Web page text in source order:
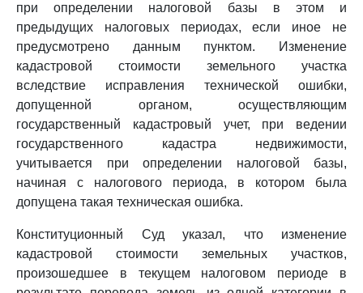
при определении налоговой базы в этом и
предыдущих налоговых периодах, если иное не
предусмотрено данным пунктом. Изменение
кадастровой стоимости земельного участка
вследствие исправления технической ошибки,
допущенной органом, осуществляющим
государственный кадастровый учет, при ведении
государственного кадастра недвижимости,
учитывается при определении налоговой базы,
начиная с налогового периода, в котором была
допущена такая техническая ошибка.
Конституционный Суд указал, что изменение
кадастровой стоимости земельных участков,
произошедшее в текущем налоговом периоде в